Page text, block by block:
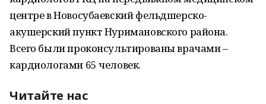
центре в Новосубаевский фельдшерско-
акушерский пункт Нуримановского района.
Всего были проконсультированы врачами –
кардиологами 65 человек.
Читайте нас